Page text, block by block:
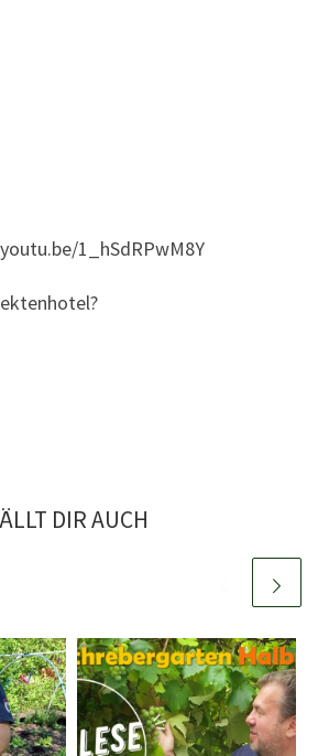
1_hSdRPwM8Y
DIR AUCH